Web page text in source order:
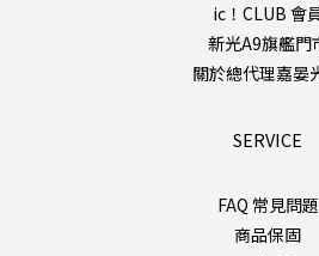
ic！CLUB 會
新光A9旗艦門
關於總代理嘉晏
SERVICE
FAQ 常見問題
商品保固